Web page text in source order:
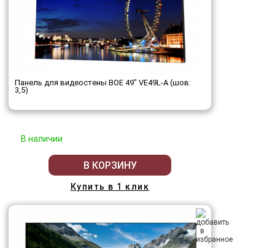
Панель для видеостены BOE 49" VE49L-A (шов:
3,5)
В наличии
В КОРЗИНУ
Купить в 1 клик